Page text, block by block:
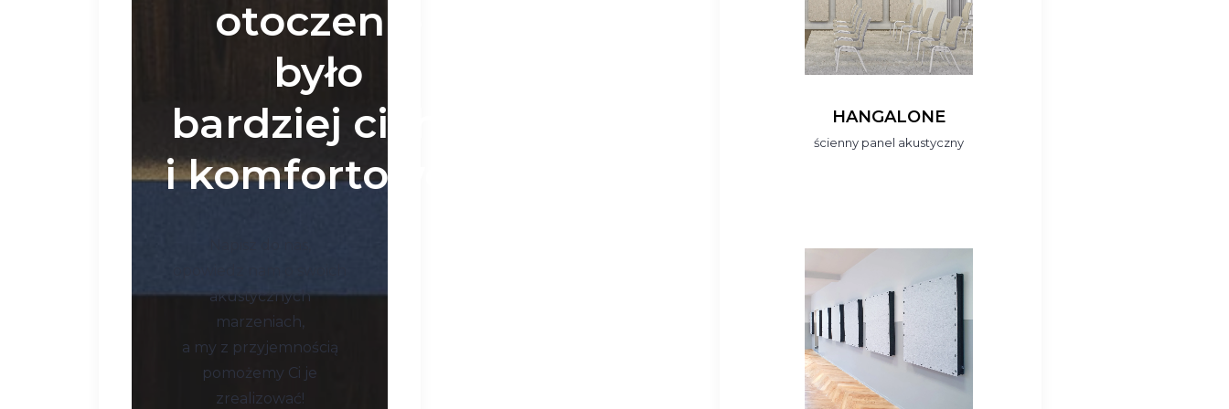
otoczenie
było
bardziej ciche
i komfortowe?
akustycznych
marzeniach,
a my z przyjemnością
pomożemy Ci je
zrealizować!
HANGALONE
ścienny panel akustyczny